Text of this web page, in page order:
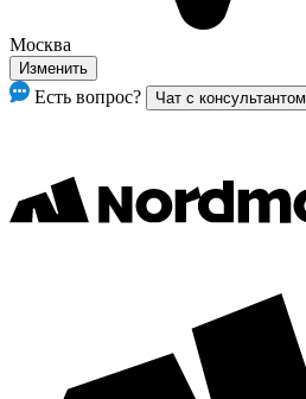
Москва
Изменить
Есть вопрос? Чат с консультантом